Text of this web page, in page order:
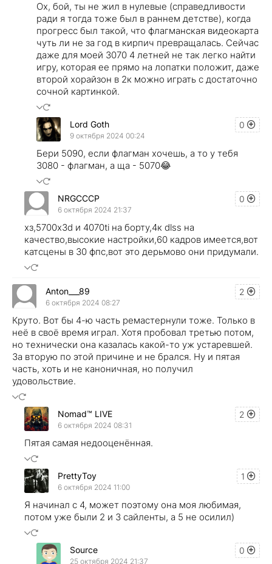
Ох, бой, ты не жил в нулевые (справедливости
ради я тогда тоже был в раннем детстве), когда
прогресс был такой, что флагманская видеокарта
чуть ли не за год в кирпич превращалась. Сейчас
даже для моей 3070 4 летней не так легко найти
игру, которая ее прямо на лопатки положит, даже
второй хорайзон в 2к можно играть с достаточно
сочной картинкой.
0
Lord Goth
9 октября 2024 00:24
Бери 5090, если флагман хочешь, а то у тебя
3080 - флагман, а ща - 5070😂
0
NRGCCCP
6 октября 2024 21:37
хз,5700x3d и 4070ti на борту,4к dlss на
качество,высокие настройки,60 кадров имеется,вот
катсцены в 30 фпс,вот это дерьмово они придумали.
2
Anton___89
6 октября 2024 08:27
Круто. Вот бы 4-ю часть ремастернули тоже. Только в
неё в своё время играл. Хотя пробовал третью потом,
но технически она казалась какой-то уж устаревшей.
За вторую по этой причине и не брался. Ну и пятая
часть, хоть и не каноничная, но получил
удовольствие.
2
Nomad™ LIVE
6 октября 2024 08:31
Пятая самая недооценённая.
1
PrettyToy
6 октября 2024 11:00
Я начинал с 4, может поэтому она моя любимая,
потом уже были 2 и 3 сайленты, а 5 не осилил)
0
Source
25 октября 2024 21:37